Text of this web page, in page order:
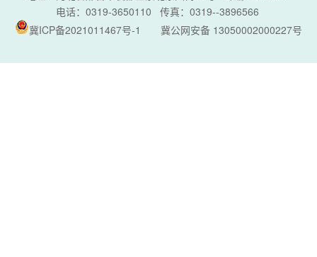
电话：0319-3650110 传真：0319--3896566
冀ICP备2021011467号-1
冀公网安备 13050002000227号